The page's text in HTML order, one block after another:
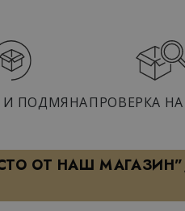
И ПОДМЯНАПРОВЕРКА
ОТ НАШ МАГАЗИН”